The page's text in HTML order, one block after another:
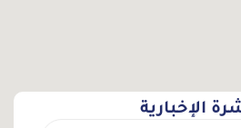
الإخبارية